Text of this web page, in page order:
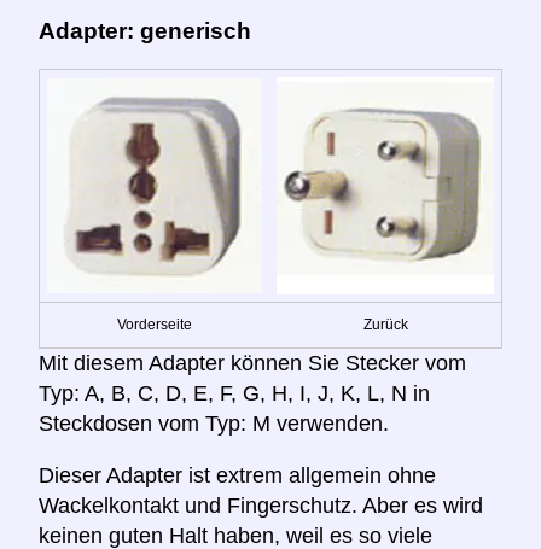
Adapter: generisch
Vorderseite Zurück
Mit diesem Adapter können Sie Stecker vom
Typ: A, B, C, D, E, F, G, H, I, J, K, L, N in
Steckdosen vom Typ: M verwenden.
Dieser Adapter ist extrem allgemein ohne
Wackelkontakt und Fingerschutz. Aber es wird
keinen guten Halt haben, weil es so viele